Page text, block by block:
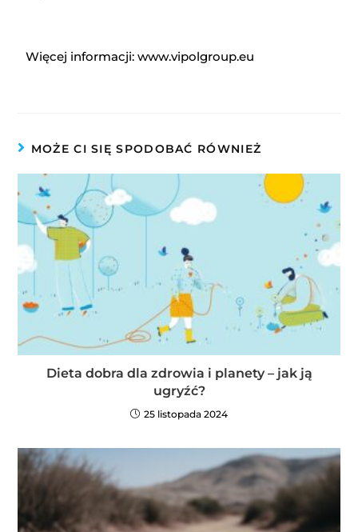
Więcej informacji: www.vipolgroup.eu
MOŻE CI SIĘ SPODOBAĆ RÓWNIEŻ
Dieta dobra dla zdrowia i planety – jak ją
ugryźć?
25 listopada 2024